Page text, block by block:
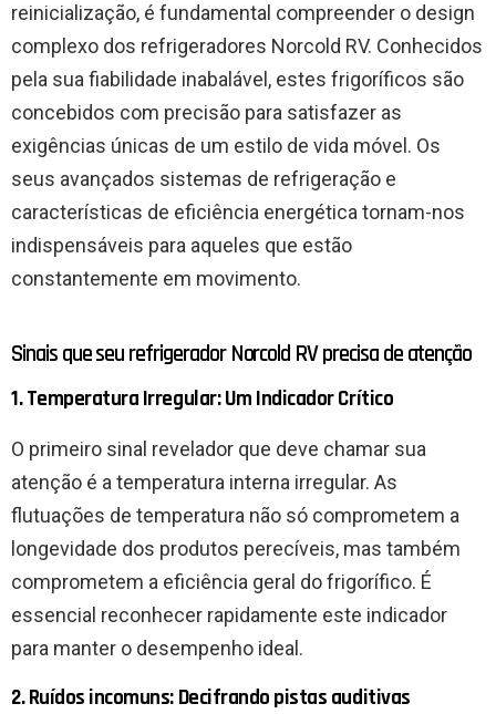
reinicialização, é fundamental compreender o design
complexo dos refrigeradores Norcold RV. Conhecidos
pela sua fiabilidade inabalável, estes frigoríficos são
concebidos com precisão para satisfazer as
exigências únicas de um estilo de vida móvel. Os
seus avançados sistemas de refrigeração e
características de eficiência energética tornam-nos
indispensáveis ​​para aqueles que estão
constantemente em movimento.
Sinais que seu refrigerador Norcold RV precisa de atenção
1. Temperatura Irregular: Um Indicador Crítico
O primeiro sinal revelador que deve chamar sua
atenção é a temperatura interna irregular. As
flutuações de temperatura não só comprometem a
longevidade dos produtos perecíveis, mas também
comprometem a eficiência geral do frigorífico. É
essencial reconhecer rapidamente este indicador
para manter o desempenho ideal.
2. Ruídos incomuns: Decifrando pistas auditivas